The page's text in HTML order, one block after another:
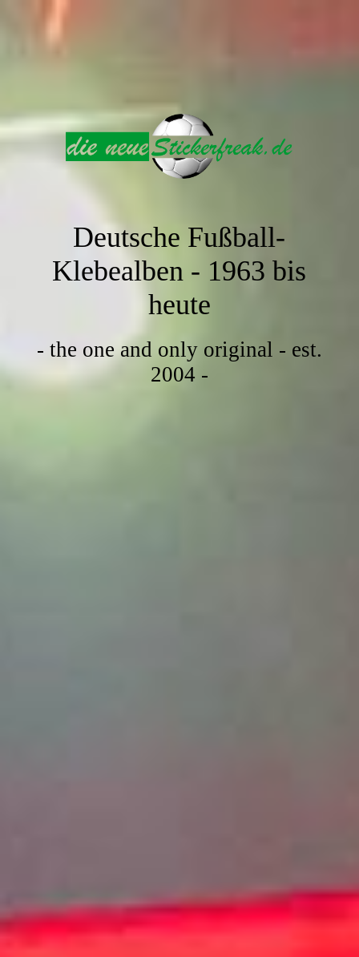
Deutsche Fußball-
Klebealben - 1963 bis
heute
- the one and only original - est.
2004 -